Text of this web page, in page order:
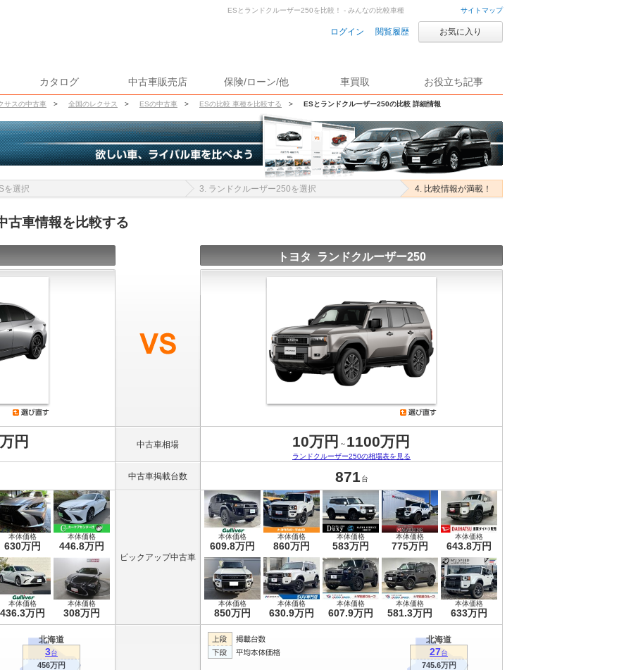
サイトマップ
ログイン 閲覧履歴 お気に入り
カタログ 中古車販売店 保険/ローン/他 車買取 お役立ち記事
サスの中古車 > 全国のレクサス > ESの中古車 > ESの比較 車種を比較する > ESとランドクルーザー250の比較 詳細情報
ESとランドクルーザー250を比較！ - みんなの比較車種
を選択 3. ランドクルーザー250を選択 4. 比較情報が満載！
古車情報を比較する
トヨタ ランドクルーザー250
円 中古車相場 10万円 ～ 1100万円
ランドクルーザー250の相場表を見る
中古車掲載台数 871 台
本体価格
630万円
本体価格
446.8万円
本体価格
436.3万円
本体価格
308万円
ピックアップ中古車
本体価格
609.8万円
本体価格
860万円
本体価格
583万円
本体価格
775万円
本体価格
643.8万円
本体価格
850万円
本体価格
630.9万円
本体価格
607.9万円
本体価格
581.3万円
本体価格
633万円
北海道
3台
456万円
北海道
27台
745.6万円